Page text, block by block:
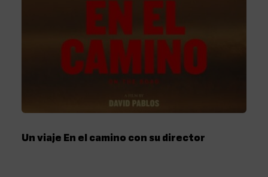
Un viaje En el camino con su director